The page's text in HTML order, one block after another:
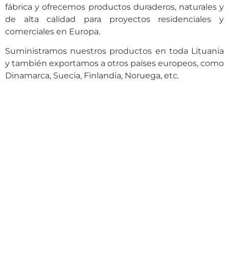
fábrica y ofrecemos productos duraderos, naturales y
de alta calidad para proyectos residenciales y
comerciales en Europa.
Suministramos nuestros productos en toda Lituania
y también exportamos a otros países europeos, como
Dinamarca, Suecia, Finlandia, Noruega, etc.